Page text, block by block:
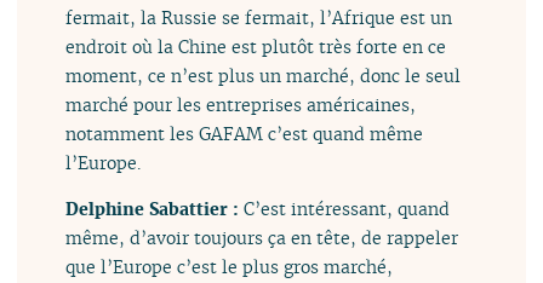
fermait, la Russie se fermait, l’Afrique est un
endroit où la Chine est plutôt très forte en ce
moment, ce n’est plus un marché, donc le seul
marché pour les entreprises américaines,
notamment les GAFAM c’est quand même
l’Europe.
Delphine Sabattier :C’est intéressant, quand
même, d’avoir toujours ça en tête, de rappeler
que l’Europe c’est le plus gros marché,